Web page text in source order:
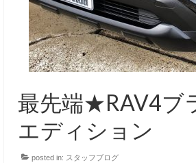
最先端★RAV4ブ
エディション
posted in: スタッフブログ